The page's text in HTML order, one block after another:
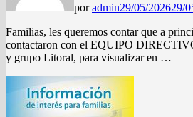
poradmin29/05/202629/
Familias, les queremos contar que a
contactaron con el EQUIPO
y grupo Litoral, para visualizar en …